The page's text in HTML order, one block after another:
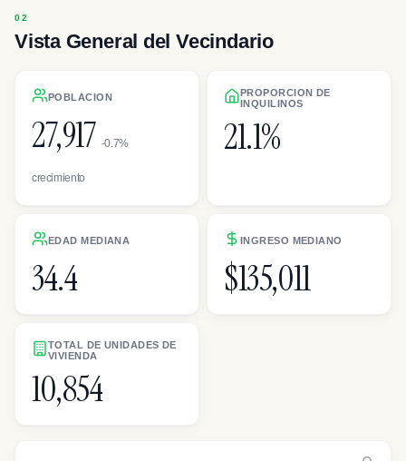
Vista General del Vecindario
POBLACION
27,917 -0.7%
crecimiento
PROPORCION DE
INQUILINOS
21.1%
EDAD MEDIANA
34.4
INGRESO MEDIANO
$135,011
TOTAL DE UNIDADES DE
VIVIENDA
10,854